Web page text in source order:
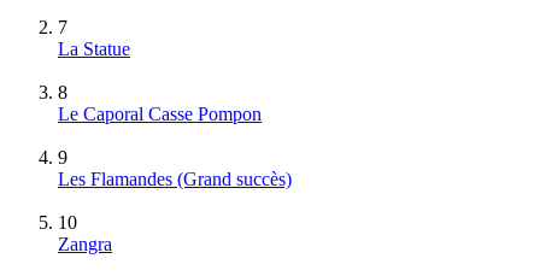
7
La Statue
8
Le Caporal Casse Pompon
9
Les Flamandes (Grand succès)
10
Zangra